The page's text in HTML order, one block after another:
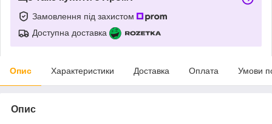
Замовлення під захистом
Доступна доставка
Опис Характеристики Доставка Оплата Умови
Опис